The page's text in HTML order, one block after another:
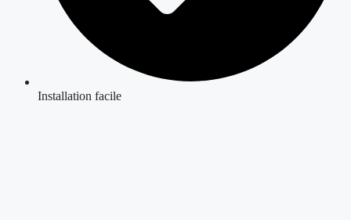
Installation facile